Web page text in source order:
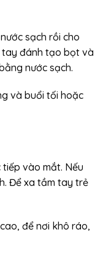
sạch rồi cho
đánh tạo bọt và
nước sạch.
và buổi tối hoặc
tiếp vào mắt. Nếu
Để xa tầm tay trẻ
để nơi khô ráo,